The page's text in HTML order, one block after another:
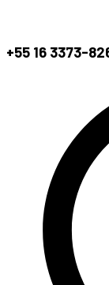
+55 16 3373-